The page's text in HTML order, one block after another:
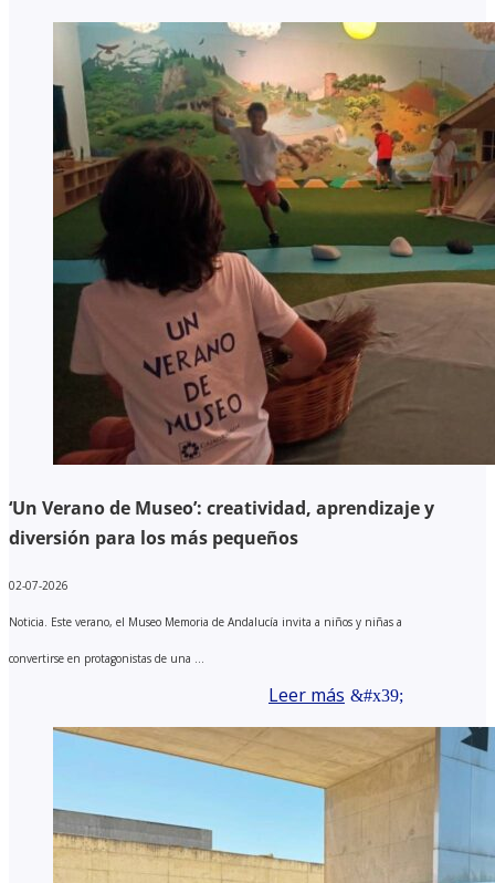
‘Un Verano de Museo’: creatividad, aprendizaje y
diversión para los más pequeños
02-07-2026
Noticia. Este verano, el Museo Memoria de Andalucía invita a niños y niñas a
convertirse en protagonistas de una ...
Leer más